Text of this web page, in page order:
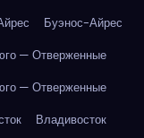
Буэнос-Айрес
— Отверженные
— Отверженные
Владивосток